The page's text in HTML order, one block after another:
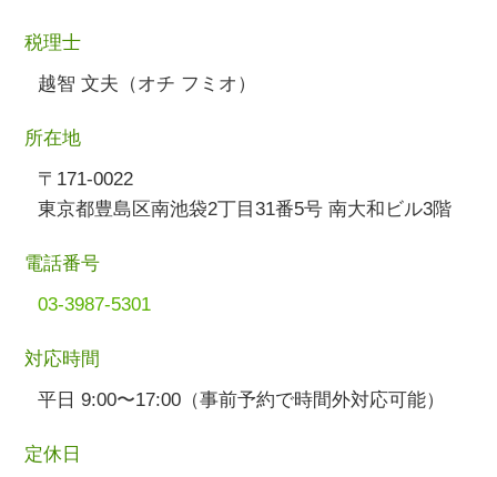
税理士
越智 文夫（オチ フミオ）
所在地
〒171-0022
東京都豊島区南池袋2丁目31番5号 南大和ビル3階
電話番号
03-3987-5301
対応時間
平日 9:00〜17:00（事前予約で時間外対応可能）
定休日